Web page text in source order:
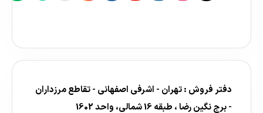
دفتر فروش : تهران - اشرفی اصفهانی - تقاطع مرزداران
- برج نگین رضا ، طبقه 16 شمالی، واحد 1602